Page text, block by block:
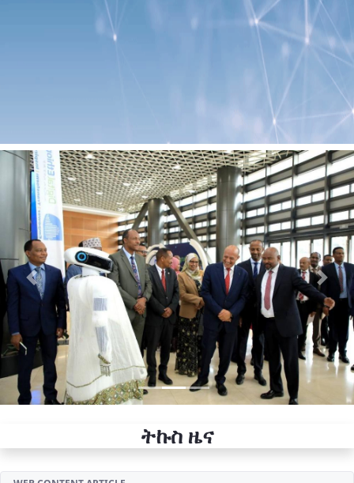
Previous Next
ትኩስ ዜና